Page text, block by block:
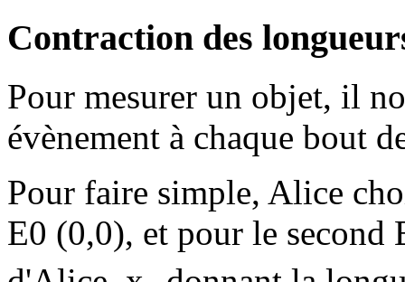
Contraction des
Pour mesurer un objet, il
évènement à chaque bout
Pour faire simple, Alice
E0 (0,0), et pour le second